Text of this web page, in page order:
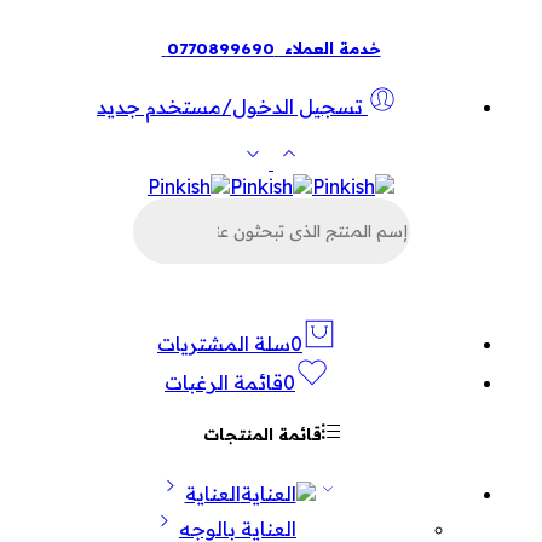
خدمة العملاء 0770899690
تسجيل الدخول/مستخدم جديد
عن
0سلة المشتريات
0قائمة الرغبات
قائمة المنتجات
العناية
العناية بالوجه